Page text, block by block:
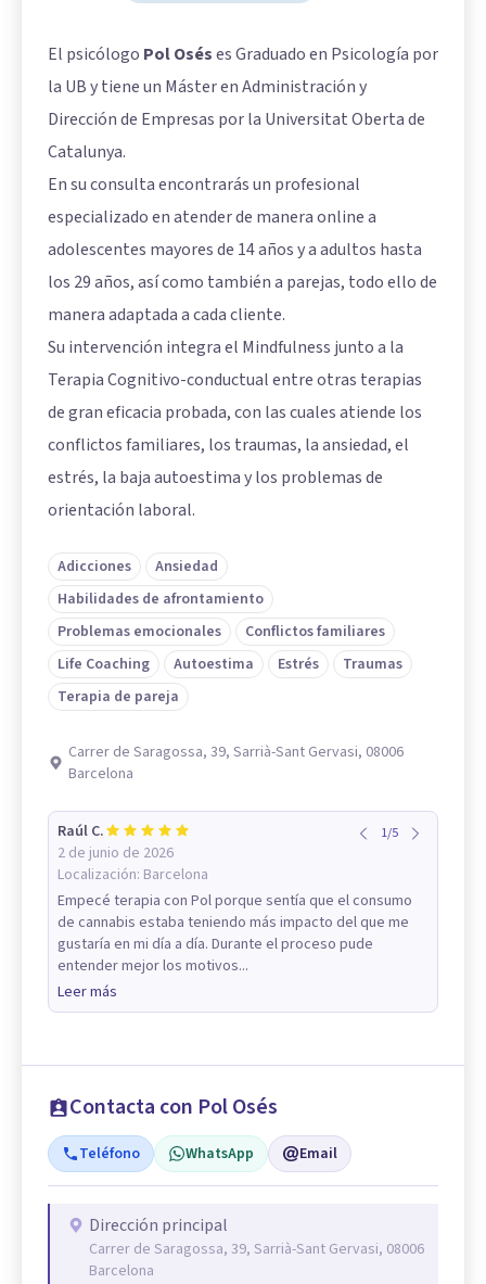
El psicólogo Pol Oséses Graduado en Psicología por
la UB y tiene un Máster en Administración y
Dirección de Empresas por la Universitat Oberta de
Catalunya.
En su consulta encontrarás un profesional
especializado en atender de manera online a
adolescentes mayores de 14 años y a adultos hasta
los 29 años, así como también a parejas, todo ello de
manera adaptada a cada cliente.
Su intervención integra el Mindfulness junto a la
Terapia Cognitivo-conductual entre otras terapias
de gran eficacia probada, con las cuales atiende los
conflictos familiares, los traumas, la ansiedad, el
estrés, la baja autoestima y los problemas de
orientación laboral.
Adicciones
Ansiedad
Habilidades de afrontamiento
Problemas emocionales
Conflictos familiares
Life Coaching
Autoestima Estrés
Traumas
Terapia de pareja
Carrer de Saragossa, 39, Sarrià-Sant Gervasi, 08006
Barcelona
Raúl C.
2 de junio de 2026
Localización: Barcelona
1/5
Empecé terapia con Pol porque sentía que el consumo
de cannabis estaba teniendo más impacto del que me
gustaría en mi día a día. Durante el proceso pude
entender mejor los motivos...
Leer más
Contacta con Pol Osés
Teléfono WhatsApp Email
Dirección principal
Carrer de Saragossa, 39, Sarrià-Sant Gervasi, 08006
Barcelona